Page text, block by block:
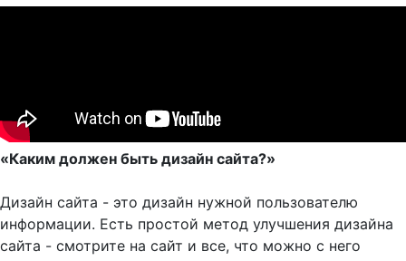
«Каким должен быть дизайн сайта?»
Дизайн сайта - это дизайн нужной пользователю
информации. Есть простой метод улучшения дизайна
сайта - смотрите на сайт и все, что можно с него